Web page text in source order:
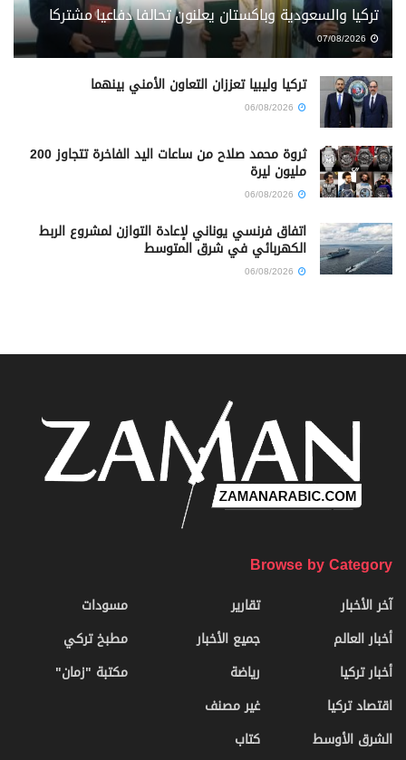
تركيا والسعودية وباكستان يعلنون تحالفا دفاعيا مشتركا
تركيا وليبيا تعززان التعاون الأمني بينهما
ثروة محمد صلاح من ساعات اليد الفاخرة تتجاوز 200
مليون ليرة
اتفاق فرنسي يوناني لإعادة التوازن لمشروع الربط
الكهربائي في شرق المتوسط
Browse by Category
آخر الأخبار
أخبار العالم
أخبار تركيا
اقتصاد تركيا
الشرق الأوسط
تقارير
جميع الأخبار
رياضة
غير مصنف
كتاب
مسودات
مطبخ تركي
مكتبة "زمان"